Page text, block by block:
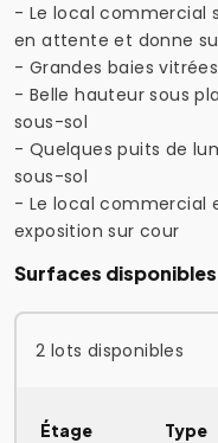
- Le local commercial
en attente et donne
- Grandes baies vitrées
- Belle hauteur sous
sous-sol
- Quelques puits de
sous-sol
- Le local commercial
exposition sur cour
Surfaces disponibles
2 lots disponibles
Étage Type